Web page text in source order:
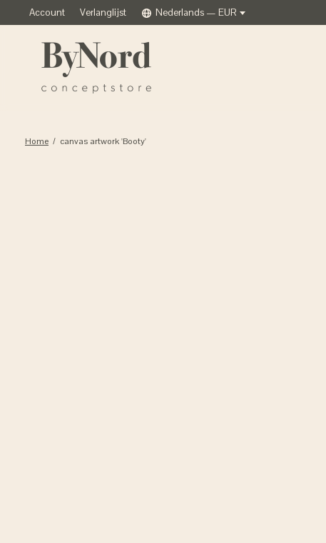
Account Verlanglijst Nederlands — EUR
Home / canvas artwork 'Booty'